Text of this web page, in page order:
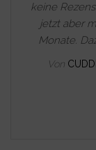
keine
jetzt aber
Monate.
Von